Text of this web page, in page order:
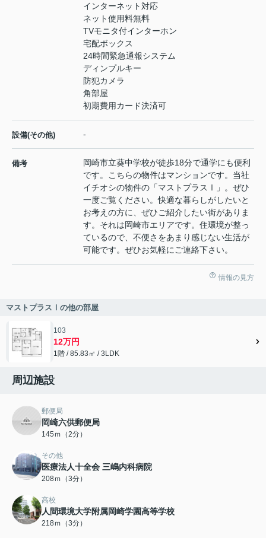
インターネット対応
ネット使用料無料
TVモニタ付インターホン
宅配ボックス
24時間緊急通報システム
ディンプルキー
防犯カメラ
角部屋
初期費用カード決済可
設備(その他) -
備考
岡崎市立葵中学校が徒歩18分で通学にも便利
です。こちらの物件はマンションです。当社
イチオシの物件の「マストプラスⅠ」。ぜひ
一度ご覧ください。快適な暮らしがしたいと
お考えの方に、ぜひご紹介したい街がありま
す。それは岡崎市エリアです。住環境が整っ
ているので、不便さをあまり感じない生活が
可能です。ぜひお気軽にご連絡下さい。
情報の見方
マストプラスⅠの他の部屋
103
12万円
1階 / 85.83㎡ / 3LDK
周辺施設
郵便局
岡崎六供郵便局
145ｍ（2分）
その他
医療法人十全会 三嶋内科病院
208ｍ（3分）
高校
人間環境大学附属岡崎学園高等学校
218ｍ（3分）